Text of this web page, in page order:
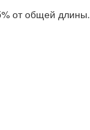
от общей длины.